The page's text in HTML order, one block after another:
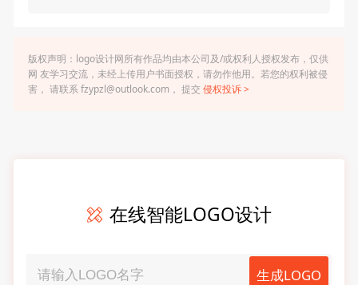
版权声明：logo设计网所有作品均由本公司及/或权利人授权发布，仅供
网 友学习交流，未经上传用户书面授权，请勿作他用。若您的权利被侵
害， 请联系 fzypzl@outlook.com， 提交 侵权投诉 >
在线智能LOGO设计
生成LOGO